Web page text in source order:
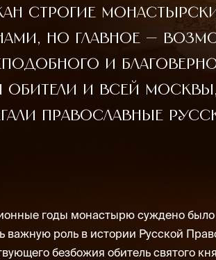
строгие
но главное —
и
обители и всей
пра­вославные
годы монастырю суждено
важную роль в истории Русской
безбожия обитель святого